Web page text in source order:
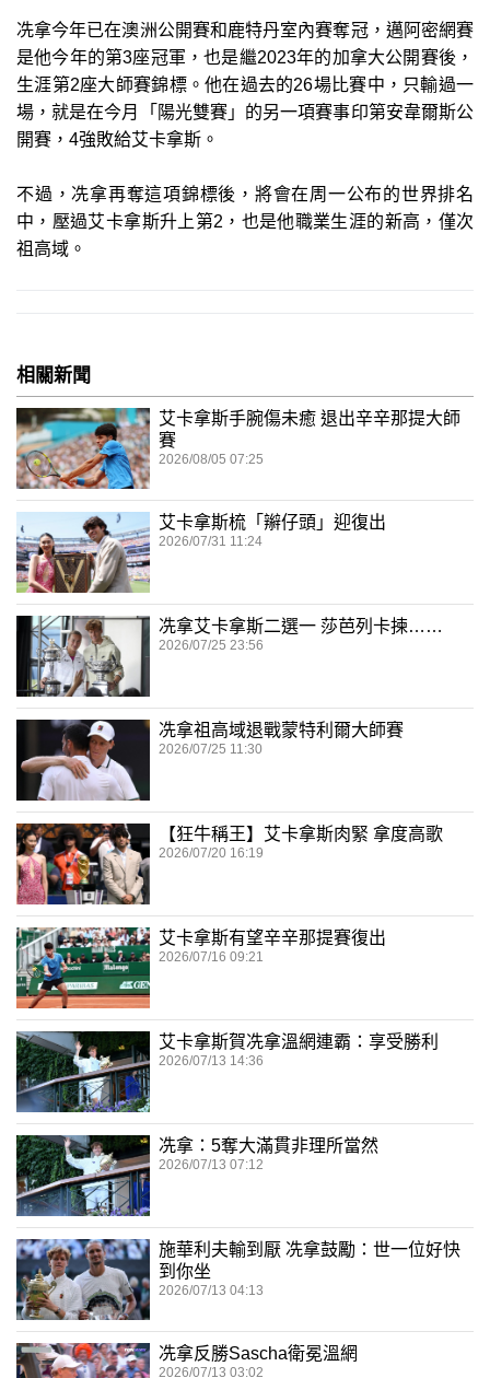
冼拿今年已在澳洲公開賽和鹿特丹室內賽奪冠，邁阿密網賽
是他今年的第3座冠軍，也是繼2023年的加拿大公開賽後，
生涯第2座大師賽錦標。他在過去的26場比賽中，只輸過一
場，就是在今月「陽光雙賽」的另一項賽事印第安韋爾斯公
開賽，4強敗給艾卡拿斯。
不過，冼拿再奪這項錦標後，將會在周一公布的世界排名
中，壓過艾卡拿斯升上第2，也是他職業生涯的新高，僅次
祖高域。
相關新聞
艾卡拿斯手腕傷未癒 退出辛辛那提大師
賽
2026/08/05 07:25
艾卡拿斯梳「辮仔頭」迎復出
2026/07/31 11:24
冼拿艾卡拿斯二選一 莎芭列卡揀……
2026/07/25 23:56
冼拿祖高域退戰蒙特利爾大師賽
2026/07/25 11:30
【狂牛稱王】艾卡拿斯肉緊 拿度高歌
2026/07/20 16:19
艾卡拿斯有望辛辛那提賽復出
2026/07/16 09:21
艾卡拿斯賀冼拿溫網連霸：享受勝利
2026/07/13 14:36
冼拿：5奪大滿貫非理所當然
2026/07/13 07:12
施華利夫輸到厭 冼拿鼓勵：世一位好快
到你坐
2026/07/13 04:13
冼拿反勝Sascha衛冕溫網
2026/07/13 03:02